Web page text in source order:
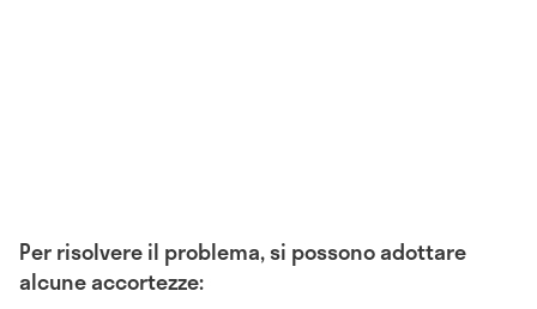
Per risolvere il problema, si possono adottare
alcune accortezze: